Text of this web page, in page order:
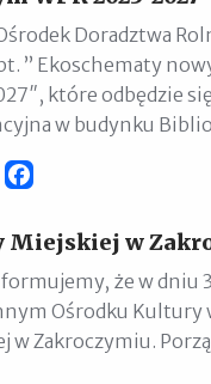
Doradztwa
” Ekoschematy
które odbędzie
w budynku
Facebook
Miejskiej w
że w dniu
Ośrodku Kultury
w Zakroczymiu.